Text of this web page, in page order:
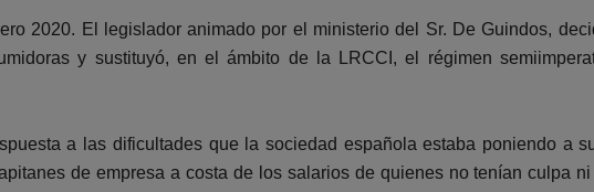
2020. El legislador animado por el ministerio del Sr. De Guindos,
y sustituyó, en el ámbito de la LRCCI, el régimen
a las dificultades que la sociedad española estaba poniendo a
de empresa a costa de los salarios de quienes no tenían culpa